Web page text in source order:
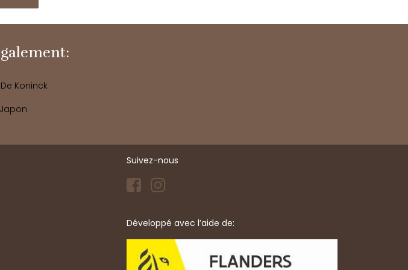
Koninck
Suivez-nous
​Développé avec l’aide de: